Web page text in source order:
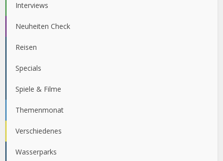
Interviews
Neuheiten Check
Reisen
Specials
Spiele & Filme
Themenmonat
Verschiedenes
Wasserparks